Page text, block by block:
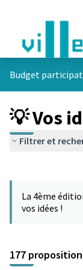
Budget
💡 Vos
Filtrer et
−
La 4ème
vos idées !
177